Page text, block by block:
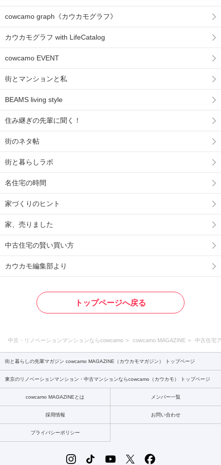
cowcamo graph《カウカモグラフ》
カウカモグラフ with LifeCatalog
cowcamo EVENT
街とマンションと私
BEAMS living style
住み継ぎの先輩に聞く！
街のネタ帖
街と暮らしラボ
名住宅の時間
家づくりのヒント
家、売りました
中古住宅の賢い買い方
カウカモ編集部より
トップページへ戻る
中古・リノベーションマンションならcowcamo cowcamo MAGAZINE 中古住宅
街と暮らしの先輩マガジン cowcamo MAGAZINE（カウカモマガジン） トップページ
東京のリノベーションマンション・中古マンションならcowcamo（カウカモ） トップページ
cowcamo MAGAZINEとは メンバー一覧
採用情報 お問い合わせ
プライバシーポリシー